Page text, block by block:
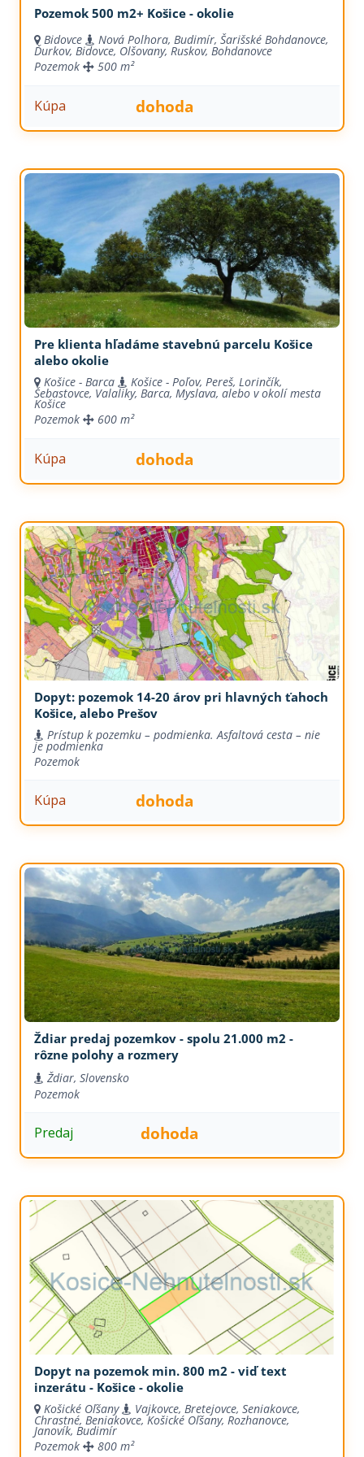
Pozemok 500 m2+ Košice - okolie
Bidovce Nová Polhora, Budimír, Šarišské Bohdanovce,
Ďurkov, Bidovce, Olšovany, Ruskov, Bohdanovce
Pozemok
500 m²
Kúpa dohoda
Pre klienta hľadáme stavebnú parcelu Košice
alebo okolie
Košice - Barca Košice - Poľov, Pereš, Lorinčík,
Šebastovce, Valaliky, Barca, Myslava, alebo v okolí mesta
Košice
Pozemok
600 m²
Kúpa dohoda
Dopyt: pozemok 14-20 árov pri hlavných ťahoch
Košice, alebo Prešov
Prístup k pozemku – podmienka. Asfaltová cesta – nie
je podmienka
Pozemok
Kúpa dohoda
Ždiar predaj pozemkov - spolu 21.000 m2 -
rôzne polohy a rozmery
Ždiar, Slovensko
Pozemok
Predaj dohoda
Dopyt na pozemok min. 800 m2 - viď text
inzerátu - Košice - okolie
Košické Oľšany Vajkovce, Bretejovce, Seniakovce,
Chrastné, Beniakovce, Košické Oľšany, Rozhanovce,
Janovík, Budimír
Pozemok
800 m²